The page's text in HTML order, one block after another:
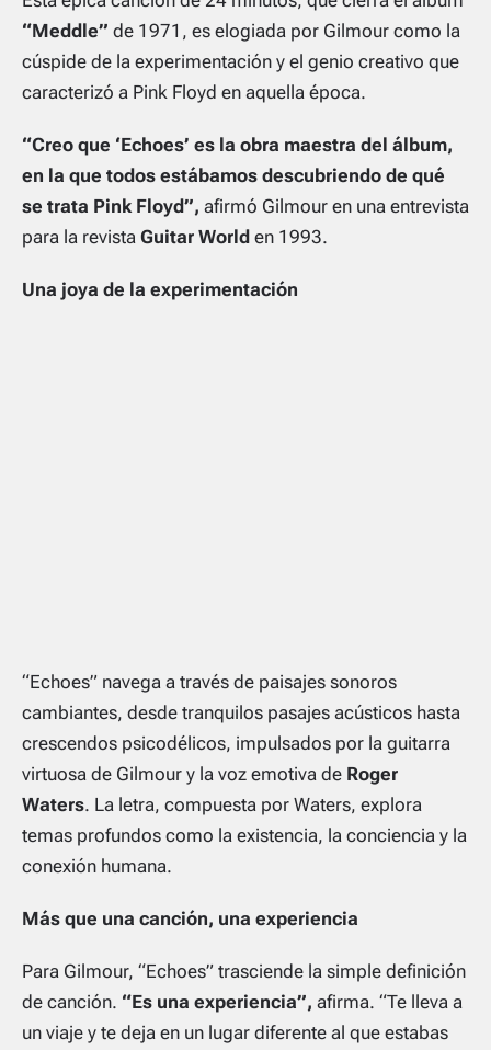
“Meddle” de 1971, es elogiada por Gilmour como la
cúspide de la experimentación y el genio creativo que
caracterizó a Pink Floyd en aquella época.
“Creo que ‘Echoes’ es la obra maestra del álbum,
en la que todos estábamos descubriendo de qué
se trata Pink Floyd”, afirmó Gilmour en una entrevista
para la revista Guitar World en 1993.
Una joya de la experimentación
“Echoes” navega a través de paisajes sonoros
cambiantes, desde tranquilos pasajes acústicos hasta
crescendos psicodélicos, impulsados por la guitarra
virtuosa de Gilmour y la voz emotiva de Roger
Waters. La letra, compuesta por Waters, explora
temas profundos como la existencia, la conciencia y la
conexión humana.
Más que una canción, una experiencia
Para Gilmour, “Echoes” trasciende la simple definición
de canción. “Es una experiencia”, afirma. “Te lleva a
un viaje y te deja en un lugar diferente al que estabas